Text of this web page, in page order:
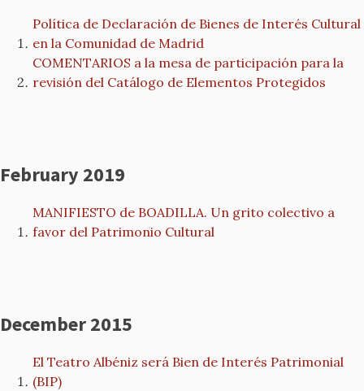
Política de Declaración de Bienes de Interés Cultural
en la Comunidad de Madrid
COMENTARIOS a la mesa de participación para la
revisión del Catálogo de Elementos Protegidos
February 2019
MANIFIESTO de BOADILLA. Un grito colectivo a
favor del Patrimonio Cultural
December 2015
El Teatro Albéniz será Bien de Interés Patrimonial
(BIP)